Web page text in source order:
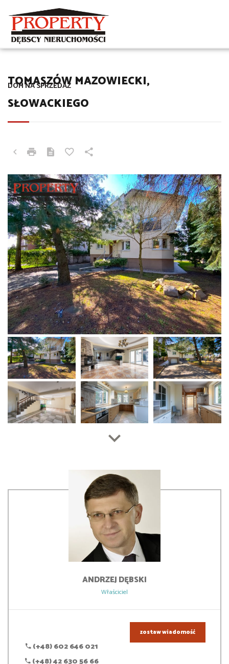
TOMASZÓW MAZOWIECKI,
SŁOWACKIEGO
DOM NA SPRZEDAŻ
ANDRZEJ DĘBSKI
Właściciel
(+48) 602 646 021
zostaw wiadomość